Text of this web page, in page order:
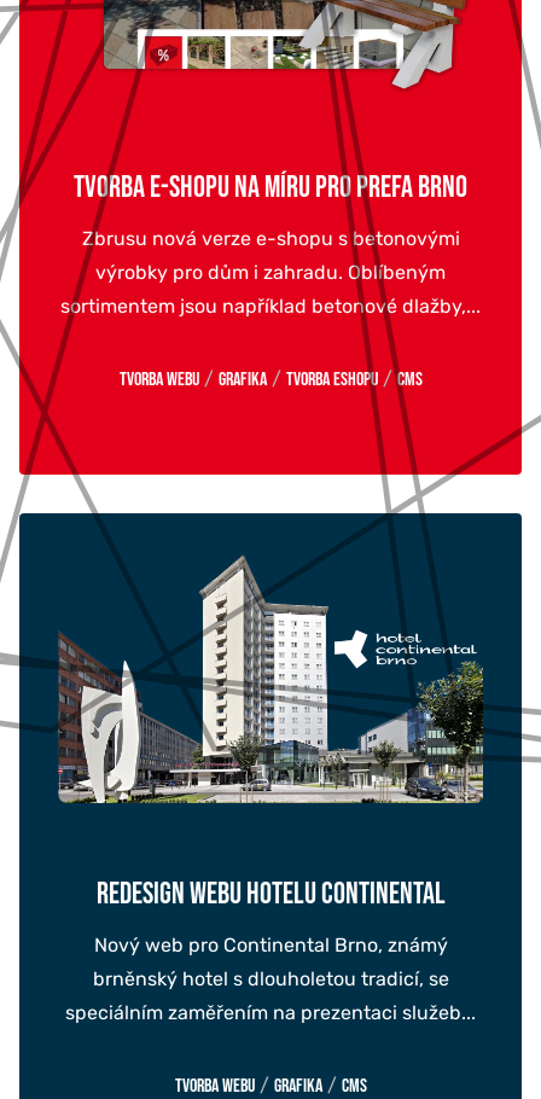
TVORBA E-SHOPU NA MÍRU PRO PREFA BRNO
Zbrusu nová verze e-shopu s betonovými
výrobky pro dům i zahradu. Oblíbeným
sortimentem jsou například betonové dlažby,...
Tvorba webu / Grafika / Tvorba eshopu / CMS
REDESIGN WEBU HOTELU CONTINENTAL
Nový web pro Continental Brno, známý
brněnský hotel s dlouholetou tradicí, se
speciálním zaměřením na prezentaci služeb...
Tvorba webu / Grafika / CMS